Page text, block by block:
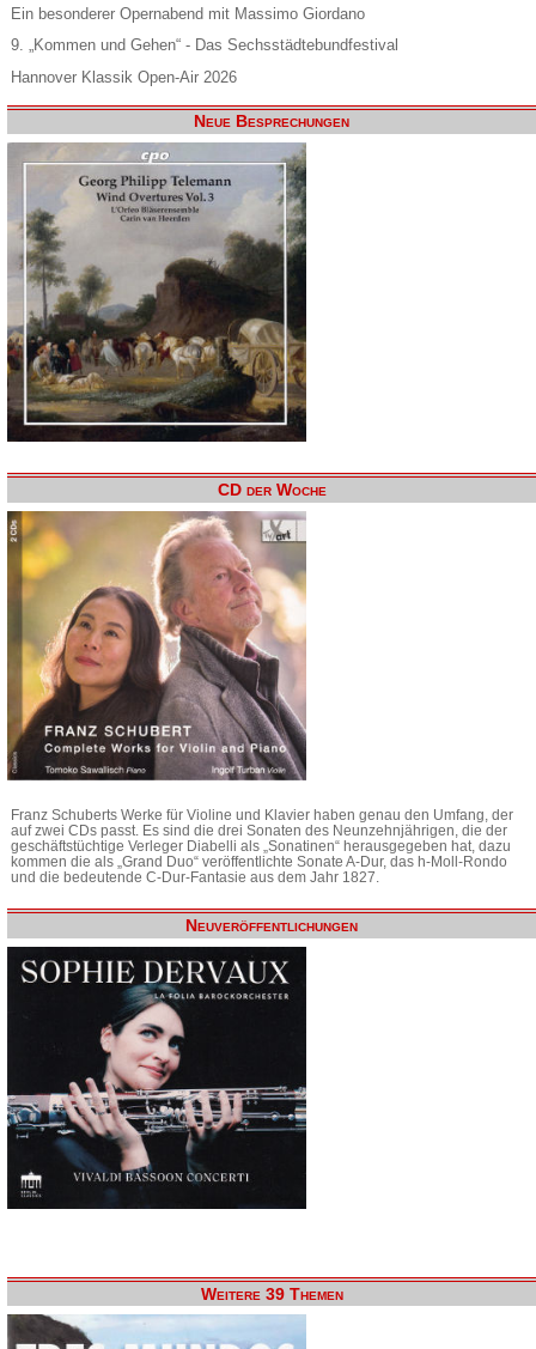
Ein besonderer Opernabend mit Massimo Giordano
9. „Kommen und Gehen“ - Das Sechsstädtebundfestival
Hannover Klassik Open-Air 2026
Neue Besprechungen
CD der Woche
Franz Schuberts Werke für Violine und Klavier haben genau den Umfang, der
auf zwei CDs passt. Es sind die drei Sonaten des Neunzehnjährigen, die der
geschäftstüchtige Verleger Diabelli als „Sonatinen“ herausgegeben hat, dazu
kommen die als „Grand Duo“ veröffentlichte Sonate A-Dur, das h-Moll-Rondo
und die bedeutende C-Dur-Fantasie aus dem Jahr 1827.
Neuveröffentlichungen
Weitere 39 Themen